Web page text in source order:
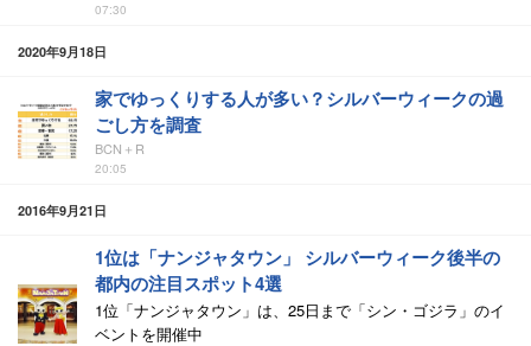
07:30
2020年9月18日
家でゆっくりする人が多い？シルバーウィークの過
ごし方を調査
BCN＋R
20:05
2016年9月21日
1位は「ナンジャタウン」 シルバーウィーク後半の
都内の注目スポット4選
1位「ナンジャタウン」は、25日まで「シン・ゴジラ」のイ
ベントを開催中